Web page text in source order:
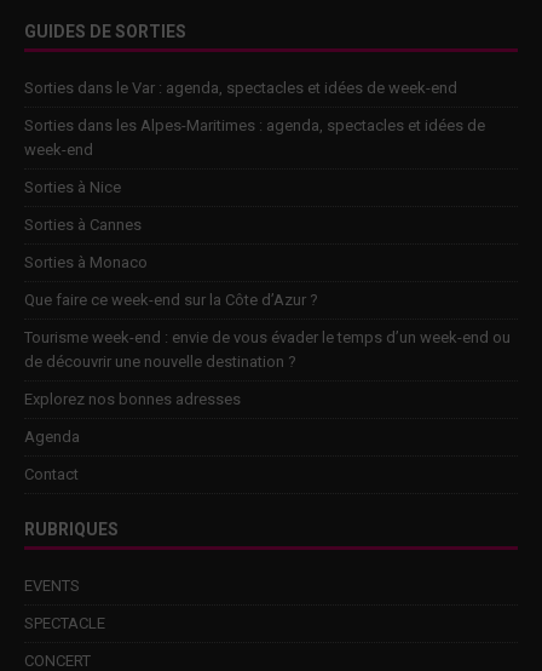
GUIDES DE SORTIES
Sorties dans le Var : agenda, spectacles et idées de week-end
Sorties dans les Alpes-Maritimes : agenda, spectacles et idées de
week-end
Sorties à Nice
Sorties à Cannes
Sorties à Monaco
Que faire ce week-end sur la Côte d’Azur ?
Tourisme week-end : envie de vous évader le temps d’un week-end ou
de découvrir une nouvelle destination ?
Explorez nos bonnes adresses
Agenda
Contact
RUBRIQUES
EVENTS
SPECTACLE
CONCERT